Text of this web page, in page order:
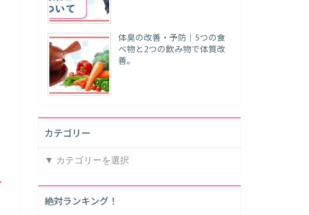
体臭の改善・予防｜5つの食
べ物と2つの飲み物で体質改
善。
カテゴリー
カ
ゴ
リ絶対ランキング！